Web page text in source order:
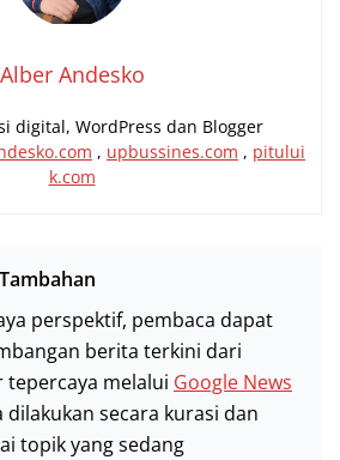
Alber Andesko
digital, WordPress dan Blogger
, upbussines.com , pitului
k.com
perspektif, pembaca dapat
berita terkini dari
melalui Google News
dilakukan secara kurasi dan
topik yang sedang